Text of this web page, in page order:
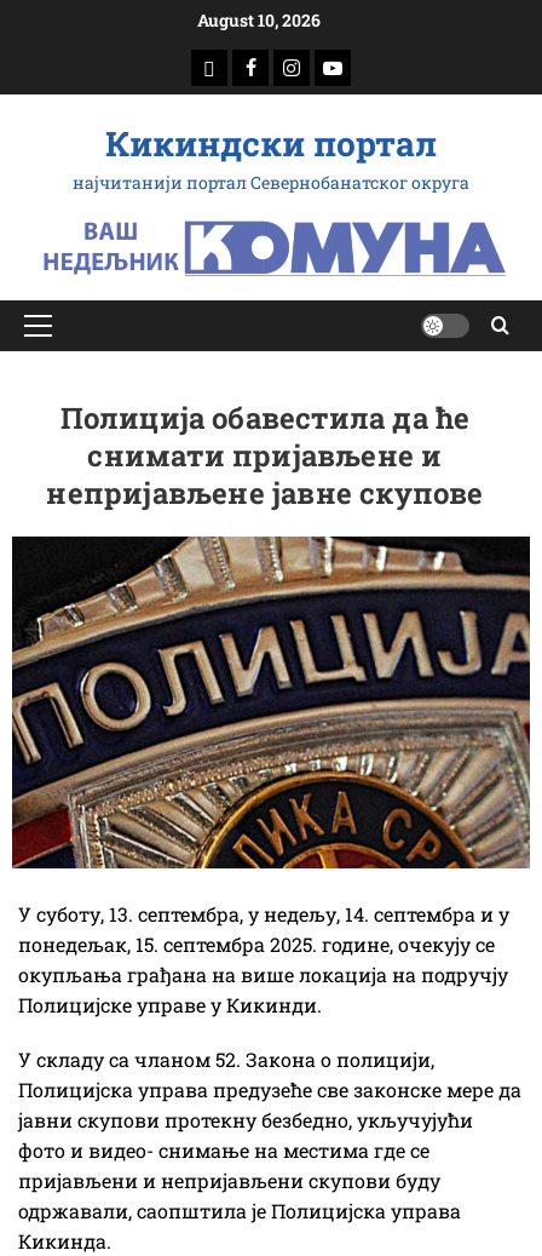
August 10, 2026
доwнлоад
Фацебоок
Инстаграм
Yоутубе
Кикиндски портал
најчитанији портал Севернобанатског округа
Примарy
Полиција обавестила да ће
снимати пријављене и
непријављене јавне скупове
У суботу, 13. септембра, у недељу, 14. септембра и у
понедељак, 15. септембра 2025. године, очекују се
окупљања грађана на више локација на подручју
Полицијске управе у Кикинди.
У складу са чланом 52. Закона о полицији,
Полицијска управа предузеће све законске мере да
јавни скупови протекну безбедно, укључујући
фото и видео- снимање на местима где се
пријављени и непријављени скупови буду
одржавали, саопштила је Полицијска управа
Кикинда.